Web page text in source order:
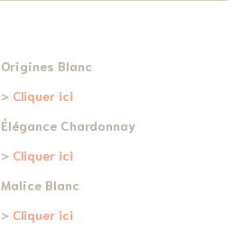
Origines Blanc
> Cliquer ici
Élégance Chardonnay
> Cliquer ici
Malice Blanc
> Cliquer ici